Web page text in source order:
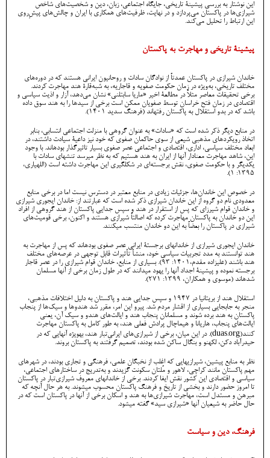
این نوشتار به بررسی پیشینۀ تاریخی، جایگاه اجتماعی، زبان، دین و شخصیت‌های شاخص
شیرازی‌ها در پاکستان می‌پردازد و در نهایت، ظرفیت‌های همکاری با ایران و چالش‌های پیشِ‌روی
این ارتباط را تحلیل می‌کند.
پیشینۀ تاریخی و مهاجرت به پاکستان
خاندان شیرازی در پاکستان عمدتاً از نوادگان سادات و روحانیون ایرانی هستند که در دوره‌های
مختلف تاریخی، به‌ویژه در زمان حکومت صفویه و قاجاریه، به شبه‌قارۀ هند مهاجرت کردند.
برخی تحقیقات معاصر مثلاً در مطالعۀ اخیر «ماریا سابتلنی» نشان می‌دهد، آزار و اذیت سیاسی و
اقتصادی در زمان فتح خراسان توسط صفویان ممکن است برخی از سید‌ها را به هند سوق داده
باشد که در بدو استقلال به پاکستان رفتهاند (فرهنگ سدید 1401).
در منابع دیگر ذکر شده است که «سادات» به عنوان گروهی با منزلت اجتماعی انتسابی، بنابر
اتخاذ رویکردهای مذهبی شیعی از سوی حاکمان صفوی که خود نیز داعیۀ سیادت داشتند، در
ابعاد مختلف سیاسی، اداری، اقتصادی و اجتماعی عصر صفوی بسیار تاثیرگذار بودهاند. با وجود
این، شاهد مهاجرت معنادار آنها از ایران به هند هستیم که به نظر میرسد تنشهای سادات با
یکدیگر و با حکومت صفوی، نقش برجسته‌ای در شکلگیری این مهاجرت داشته است (اللهیاری،
1395: 1).
در خصوص این خاندان‌ها، جزئیات زیادی در منابع معتبر در دسترس نیست اما در برخی منابع
معدودی نام دو گروه از این خاندان شیرازی ذکر شده است که عبارتند از: خاندان ایجوری شیرازی
و خاندان قوام شیرزای که پس از استقرار در هند و سپس جدایی پاکستان از هند گروهی از افراد
این دو خاندان به پاکستان مهاجرت کرده که اصالتاً شیرازی هستند و اکنون، برخی قومیت‌های
شیرازی در پاکستان را بعضاً به این دو خاندان منتسب میکنند.
خاندان ایجوری شیرازی از خاندانهای برجستۀ ایرانی عصر صفوی بودهاند که پس از مهاجرت به
هند توانستند به مدد تجربیات سیاسی خود، منشأ تأثیرات قابل توجهی در عرصه‌های مختلف
هند باشند (علیزاده مقدم،1401: 93). بسیاری از منابع، خاندان قوام شیرازی را در عصر قاجار
برجسته نموده و پیشینۀ اجداد آنها را یهود میدانند که در طول زمان برخی از آنها مسلمان
شدهاند (موسوی و همکاران، 1399: 271).
استقلال هند از بریتانیا در 1947 و سپس جدایی هند و پاکستان به دلیل اختلافات مذهبی،
منجر به جابجایی بسیاری از اقشار مردم شد. پیرو این امر، مقرر شد هندوها و سیک‌ها از پنجاب
پاکستان به هند برده شوند و مسلمانان پنجاب هند و ایالت‌های هندو و سیک آن، یعنی
ایالت‌های پنجاب، هاریانا و هیماچال پرادش فعلی هند، به طور کامل به پاکستان مهاجرت
کنند(duas.org). در این میان، برخی از شیرازی‌های ایرانی‌تبار هند، بهویژه آنهایی که در
حیدرآباد دکن، لکهنو و بنگال ساکن شده بودند، تصمیم گرفتند به پاکستان بروند.
نظر به منابع پیشین، شیرازیهایی که اغلب از نخبگان علمی، فرهنگی و تجاری بودند، در شهرهای
مهم پاکستان مانند کراچی، لاهور و مُلتان سکونت گزیدند و به‌تدریج در ساختارهای اجتماعی،
سیاسی و اقتصادی این کشور نقش ایفا کردند. برخی از خاندانهای معروف شیرازی‌تبار در پاکستان
تا امروز حضور دارند و بخشی از تاریخ و فرهنگ پاکستان محسوب میشوند. به هر حال آنچه که
مبرهن و مستدل است، مهاجرت شیرازی‌ها به هند و اسکان برخی از آنها در پاکستان است که در
حال حاضر به شیعیان آنها «شیرازی سید» گفته میشود.
فرهنگ، دین و سیاست